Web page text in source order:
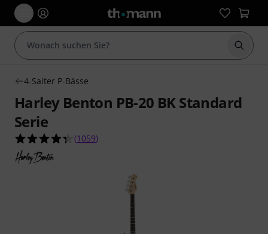
Suche
4-Saiter P-Bässe
Harley Benton PB-20 BK Standard
Serie
4.3 von 5 Sternen aus 1059
(1059)